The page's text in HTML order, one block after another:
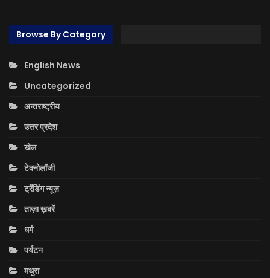
Browse By Category
English News
Uncategorized
अन्तराष्ट्रीय
उत्तर प्रदेश
खेल
टेक्नोलॉजी
ट्रेंडिंग न्यूज़
ताज़ा ख़बरें
धर्म
पर्यटन
मथुरा